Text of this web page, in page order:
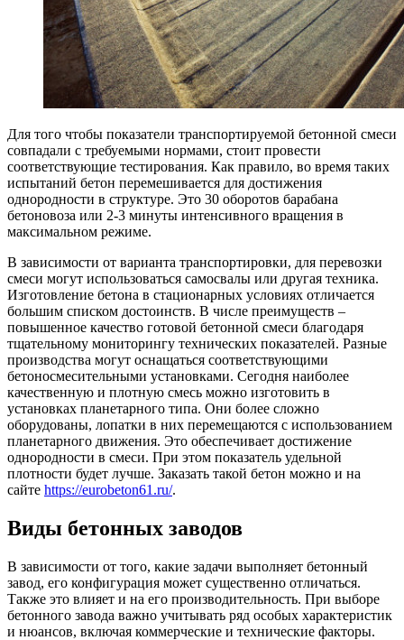
Для того чтобы показатели транспортируемой бетонной смеси
совпадали с требуемыми нормами, стоит провести
соответствующие тестирования. Как правило, во время таких
испытаний бетон перемешивается для достижения
однородности в структуре. Это 30 оборотов барабана
бетоновоза или 2-3 минуты интенсивного вращения в
максимальном режиме.
В зависимости от варианта транспортировки, для перевозки
смеси могут использоваться самосвалы или другая техника.
Изготовление бетона в стационарных условиях отличается
большим списком достоинств. В числе преимуществ –
повышенное качество готовой бетонной смеси благодаря
тщательному мониторингу технических показателей. Разные
производства могут оснащаться соответствующими
бетоносмесительными установками. Сегодня наиболее
качественную и плотную смесь можно изготовить в
установках планетарного типа. Они более сложно
оборудованы, лопатки в них перемещаются с использованием
планетарного движения. Это обеспечивает достижение
однородности в смеси. При этом показатель удельной
плотности будет лучше. Заказать такой бетон можно и на
сайте https://eurobeton61.ru/.
Виды бетонных заводов
В зависимости от того, какие задачи выполняет бетонный
завод, его конфигурация может существенно отличаться.
Также это влияет и на его производительность. При выборе
бетонного завода важно учитывать ряд особых характеристик
и нюансов, включая коммерческие и технические факторы.